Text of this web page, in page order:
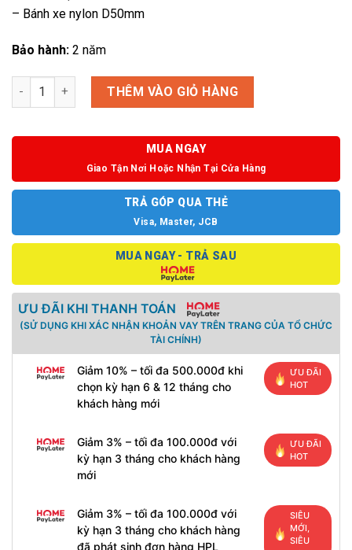
– Bánh xe nylon D50mm
Bảo hành: 2 năm
Ghế văn phòng Union 32-HE số lượng
THÊM VÀO GIỎ HÀNG
MUA NGAY
Giao Tận Nơi Hoặc Nhận Tại Cửa Hàng
TRẢ GÓP QUA THẺ
Visa, Master, JCB
MUA NGAY - TRẢ SAU
ƯU ĐÃI KHI THANH TOÁN
(SỬ DỤNG KHI XÁC NHẬN KHOẢN VAY TRÊN TRANG CỦA TỔ CHỨC
TÀI CHÍNH)
Giảm 10% – tối đa 500.000đ khi
chọn kỳ hạn 6 & 12 tháng cho
khách hàng mới
ƯU ĐÃI
HOT
Giảm 3% – tối đa 100.000đ với
kỳ hạn 3 tháng cho khách hàng
mới
ƯU ĐÃI
HOT
Giảm 3% – tối đa 100.000đ với
kỳ hạn 3 tháng cho khách hàng
đã phát sinh đơn hàng HPL
SIÊU
MỚI,
SIÊU